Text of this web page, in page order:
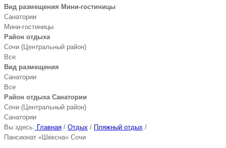
Вид размещения Мини-гостиницы
Санатории
Мини-гостиницы
Район отдыха
Сочи (Центральный район)
Все
Вид размещения
Санатории
Все
Район отдыха Санатории
Сочи (Центральный район)
Санатории
Вы здесь: Главная / Отдых / Пляжный отдых /
Пансионат «Шексна» Сочи